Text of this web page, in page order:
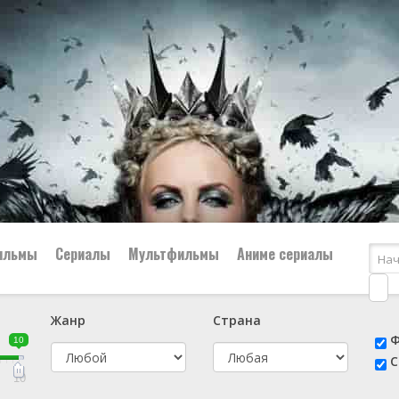
👨‍✈️ Военный
🕵️‍♂️ Детектив
Сериалы Мультфильмы Аниме сериалы
10
10
Жанр
Страна